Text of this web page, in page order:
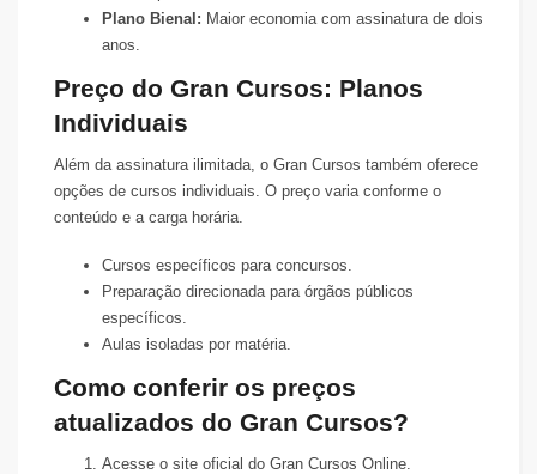
Plano Bienal: Maior economia com assinatura de dois
anos.
Preço do Gran Cursos: Planos
Individuais
Além da assinatura ilimitada, o Gran Cursos também oferece
opções de cursos individuais. O preço varia conforme o
conteúdo e a carga horária.
Cursos específicos para concursos.
Preparação direcionada para órgãos públicos
específicos.
Aulas isoladas por matéria.
Como conferir os preços
atualizados do Gran Cursos?
Acesse o site oficial do Gran Cursos Online.